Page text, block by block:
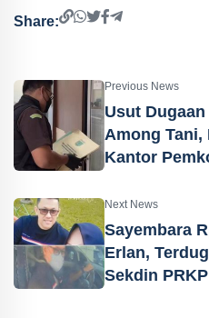
Share:
Previous News
Usut
Among Tani,
Kantor
Next News
Sayembara
Erlan,
Sekdin